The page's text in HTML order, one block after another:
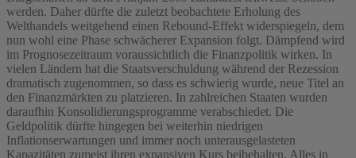
werden. Daher dürfte die zuletzt beobachtete Erholung des
Welthandels weitgehend einen Rebound-Effekt widerspiegeln, dem
nun wohl eine Phase schwächerer Expansion folgt. Dämpfend wird
im Prognosezeitraum voraussichtlich die Finanzpolitik wirken. In
vielen Ländern hat die Staatsverschuldung während der Rezession
dramatisch zugenommen, so dass es schwierig wurde, neue Titel an
den Finanzmärkten zu platzieren. In zahlreichen Staaten wurden
daraufhin Konsolidierungsprogramme verabschiedet. Die
Geldpolitik dürfte hingegen bei weiterhin niedrigen
Inflationserwartungen und immer noch unterausgelasteten
Kapazitäten zumeist ihren expansiven Kurs beibehalten. Alles in